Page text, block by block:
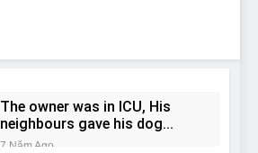
The owner was in ICU, His
neighbours gave his dog
away!
7 Năm Ago